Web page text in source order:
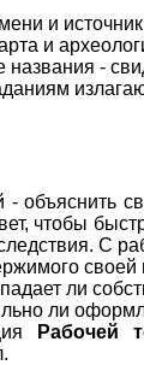
и
и
названия -
- объяснить
чтобы
С
своей
ли
ли
Рабочей